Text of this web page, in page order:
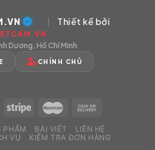
| Thiết kế bởi
Dương, Hồ Chí Minh
CHÍNH CHỦ
PHẨM BÀI VIẾT
LIÊN HỆ
VỤ
KIỂM TRA ĐƠN HÀNG